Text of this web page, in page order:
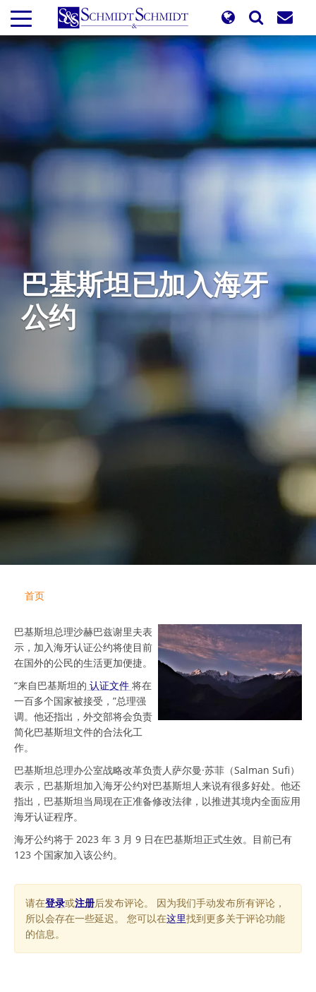
到
主
巴基斯坦已加入海牙
公约
首页
巴基斯坦总理沙赫巴兹谢里夫表
示，加入海牙认证公约将使目前
在国外的公民的生活更加便捷。
“来自巴基斯坦的 认证文件 将在
一百多个国家被接受，”总理强
调。他还指出，外交部将会负责
简化巴基斯坦文件的合法化工
作。
巴基斯坦总理办公室战略改革负责人萨尔曼·苏菲（Salman Sufi）
表示，巴基斯坦加入海牙公约对巴基斯坦人来说有很多好处。他还
指出，巴基斯坦当局现在正准备修改法律，以推进其境内全面应用
海牙认证程序。
海牙公约将于 2023 年 3 月 9 日在巴基斯坦正式生效。目前已有
123 个国家加入该公约。
请在登录或注册后发布评论。 因为我们手动发布所有评论，
所以会存在一些延迟。 您可以在这里找到更多关于评论功能
的信息。